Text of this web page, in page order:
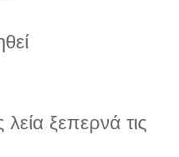
ξεπερνά τις